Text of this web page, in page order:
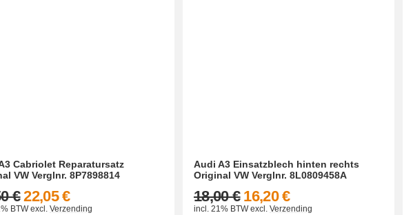
Cabriolet Reparatursatz
VW Verglnr. 8P7898814
22,05 €
€
BTWexcl. Verzending
Audi A3 Einsatzblech hinten rechts
Original VW Verglnr. 8L0809458A
16,20 €
18,00 €
incl. 21% BTWexcl. Verzending